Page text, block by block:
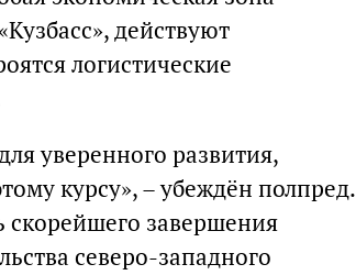
действуют
логистические
уверенного развития,
курсу», – убеждён полпред.
завершения
северо-западного